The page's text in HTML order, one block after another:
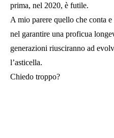
prima, nel 2020, è futile.
A mio parere quello che conta
nel garantire una proficua
generazioni riusciranno ad
l’asticella.
Chiedo troppo?